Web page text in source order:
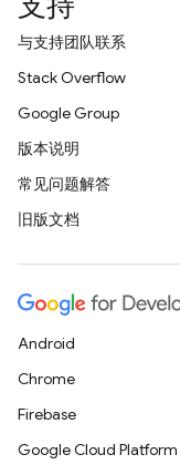
与支持团队联系
Stack Overflow
Google Group
版本说明
常见问题解答
旧版文档
Android
Chrome
Firebase
Google Cloud Platform